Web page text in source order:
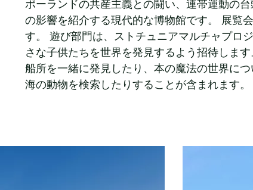
ポーランドの共産主義との闘い、連帯運動の
の影響を紹介する現代的な博物館です。 展覧
す。 遊び部門は、ストチュニアマルチャプロ
さな子供たちを世界を発見するよう招待しま
船所を一緒に発見したり、本の魔法の世界に
海の動物を検索したりすることが含まれます。